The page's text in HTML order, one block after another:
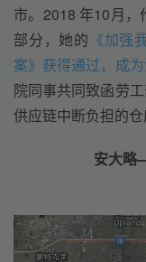
市。2018 年10月
部分，她的 《加强
案》获得通过，成为
院同事共同致函劳
供应链中断负担的仓
安大略